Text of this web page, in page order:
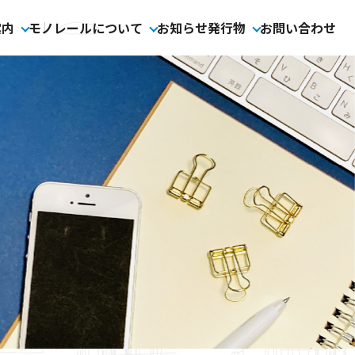
モノレールについて お知らせ発行物 お問い合わせ